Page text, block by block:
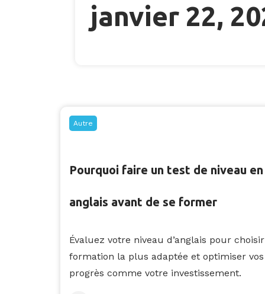
janvier 22,
Autre
Pourquoi faire un test de niveau en
anglais avant de se former
Évaluez votre niveau d’anglais pour
formation la plus adaptée et optimiser vos
progrès comme votre investissement.